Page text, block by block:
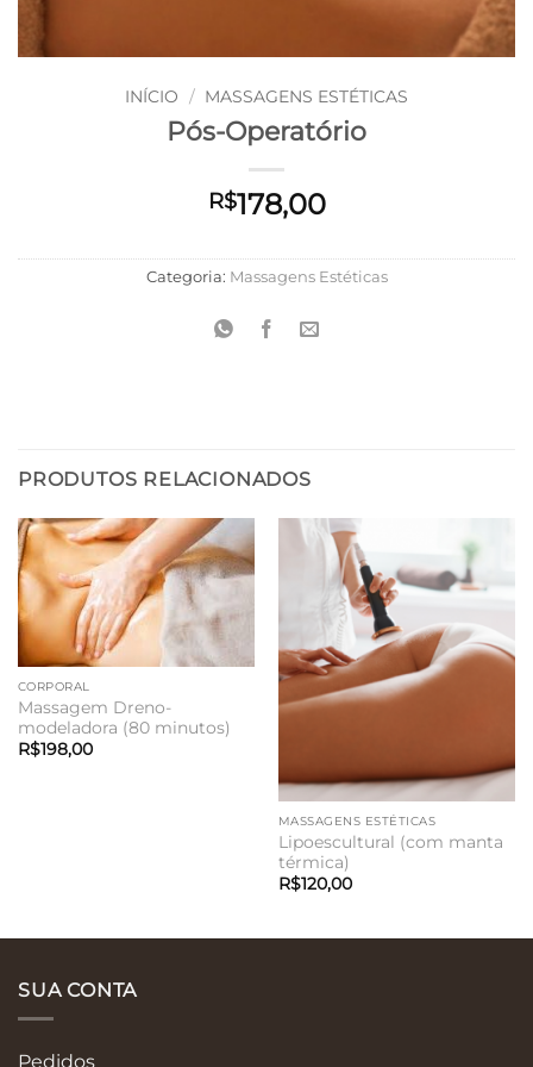
INÍCIO / MASSAGENS ESTÉTICAS
Pós-Operatório
R$178,00
Categoria: Massagens Estéticas
PRODUTOS RELACIONADOS
CORPORAL
Massagem Dreno-
modeladora (80 minutos)
R$198,00
MASSAGENS ESTÉTICAS
Lipoescultural (com manta
térmica)
R$120,00
SUA CONTA
Pedidos